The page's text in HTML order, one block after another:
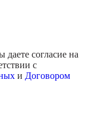
даете согласие на
с
и Договором